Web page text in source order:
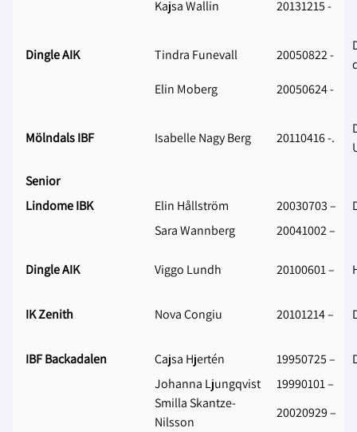
Kajsa Wallin
20131215 -
Dingle AIK Tindra Funevall 20050822 -
Elin Moberg
20050624 -
Mölndals IBF Isabelle Nagy Berg 20110416 -.
Senior
Lindome IBK
Elin Hållström 20030703 –
Sara Wannberg
20041002 –
Dingle AIK Viggo Lundh 20100601 –
IK Zenith Nova Congiu 20101214 –
IBF Backadalen Cajsa Hjertén 19950725 –
Johanna Ljungqvist
19990101 –
Smilla Skantze-
Nilsson
20020929 –